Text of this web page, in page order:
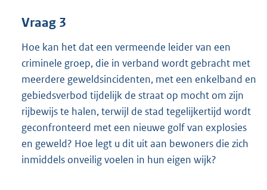
Vraag 3
Hoe kan het dat een vermeende leider van een
criminele groep, die in verband wordt gebracht met
meerdere geweldsincidenten, met een enkelband en
gebiedsverbod tijdelijk de straat op mocht om zijn
rijbewijs te halen, terwijl de stad tegelijkertijd wordt
geconfronteerd met een nieuwe golf van explosies
en geweld? Hoe legt u dit uit aan bewoners die zich
inmiddels onveilig voelen in hun eigen wijk?